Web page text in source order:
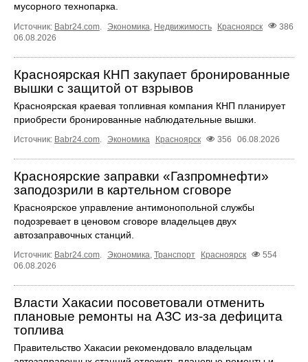
мусорного технопарка.
Источник: Babr24.com Экономика Недвижимость Красноярск
386
06.08.2026
Красноярская КНП закупает бронированные
вышки с защитой от взрывов
Красноярская краевая топливная компания КНП планирует
приобрести бронированные наблюдательные вышки.
Источник: Babr24.com Экономика Красноярск 356 06.08.2026
Красноярские заправки «Газпромнефти»
заподозрили в картельном сговоре
Красноярское управление антимонопольной службы
подозревает в ценовом сговоре владельцев двух
автозаправочных станций.
Источник: Babr24.com Экономика Транспорт Красноярск
554
06.08.2026
Власти Хакасии посоветовали отменить
плановые ремонты на АЗС из-за дефицита
топлива
Правительство Хакасии рекомендовало владельцам